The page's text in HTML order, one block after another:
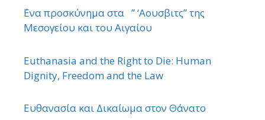
΄Ενα προσκύνημα στα ” ‘Αουσβιτς” της
Μεσογείου και του Αιγαίου
Euthanasia and the Right to Die: Human
Dignity, Freedom and the Law
Ευθανασία και Δικαίωμα στον Θάνατο